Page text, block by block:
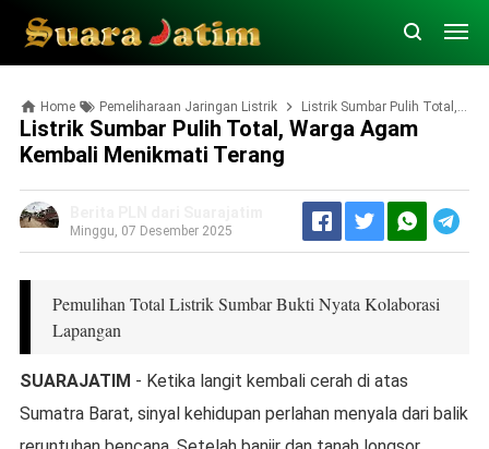
Home Pemeliharaan Jaringan Listrik Listrik Sumbar Pulih Total, Warga Agam Kembali Menikmati Terang
Listrik Sumbar Pulih Total, Warga Agam
Kembali Menikmati Terang
Minggu, 07 Desember 2025
Pemulihan Total Listrik Sumbar Bukti Nyata Kolaborasi
Lapangan
SUARAJATIM - Ketika langit kembali cerah di atas
Sumatra Barat, sinyal kehidupan perlahan menyala dari balik